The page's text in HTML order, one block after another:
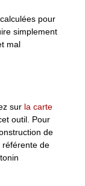
pour
simplement
mal
sur la carte
outil. Pour
de
référente de